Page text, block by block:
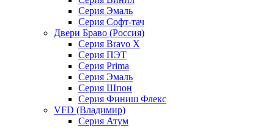
Серия Эмаль
Серия Софт-тач
Двери Браво (Россия)
Серия Bravo X
Серия ПЭТ
Серия Prima
Серия Эмаль
Серия Шпон
Серия Финиш Флекс
VFD (Владимир)
Серия Атум